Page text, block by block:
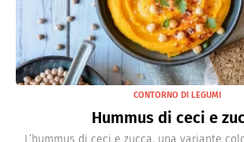
CONTORNO DI LEGUMI
Hummus di ceci e
L’hummus di ceci e zucca, una variante